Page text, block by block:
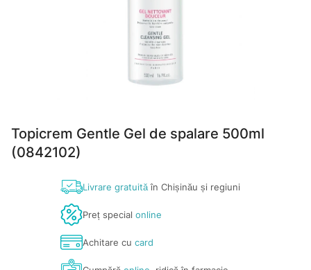
Topicrem Gentle Gel de spalare 500ml
(0842102)
Livrare gratuităîn Chișinău și regiuni
Preț special online
Achitare cu card